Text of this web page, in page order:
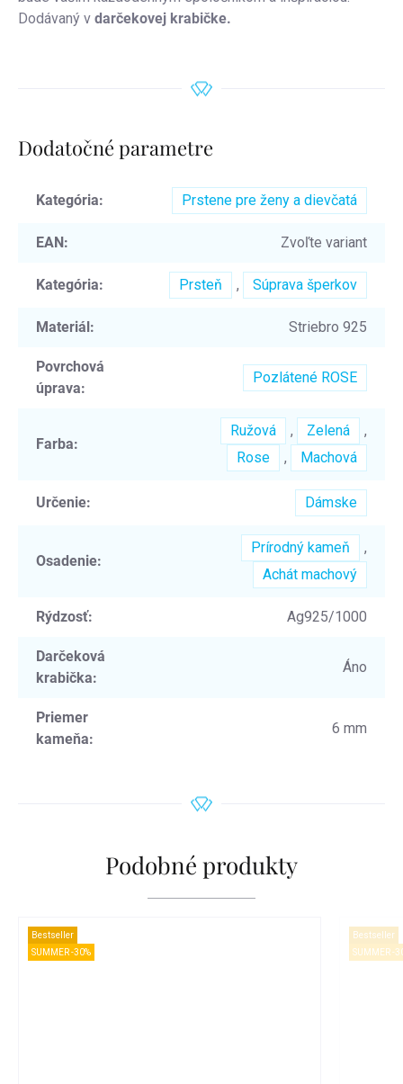
Dodávaný v darčekovej krabičke.
Dodatočné parametre
Kategória: Prstene pre ženy a dievčatá
EAN: Zvoľte variant
Kategória: Prsteň , Súprava šperkov
Materiál: Striebro 925
Povrchová
úprava:
Pozlátené ROSE
Farba:
Ružová , Zelená
,
Rose
, Machová
Určenie: Dámske
Osadenie:
Prírodný kameň
,
Achát machový
Rýdzosť: Ag925/1000
Darčeková
krabička:
Áno
Priemer
kameňa:
6 mm
Podobné produkty
Bestseller
SUMMER -30%
Bestseller
SUMMER -